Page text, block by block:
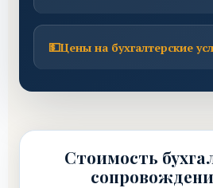
💵Цены на бухгалтерские
Стоимость